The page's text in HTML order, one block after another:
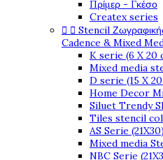
Πρίμερ - Γκέσο
Createx series
  Stencil
Cadence & Mixed
K serie (6 X 20
Mixed media
D serie (15 X
Home Decor
Siluet Trendy
Tiles stencil
AS Serie
Mixed media
NBC Serie